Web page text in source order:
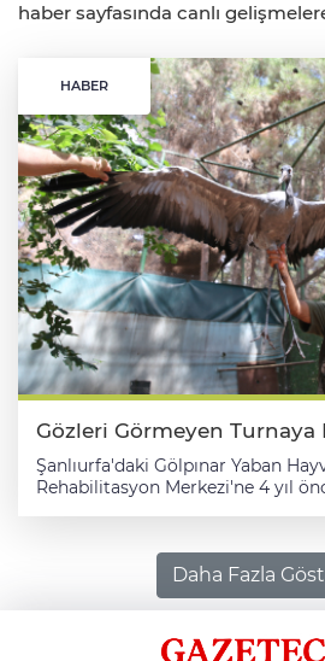
haber sayfasında canlı
HABER
Gözleri Görmeyen Turnaya
Şanlıurfa'daki Gölpınar Yaban
Rehabilitasyon Merkezi'ne 4 yıl
tarafından 4 yıl önce güçsüz
Tarım ve Orman Bakanlığı
ve Milli Parklar Şanlıurfa Bölge
Gölpınar Yaban Hayvanı
Merkezi'ne getirildi. Burada veterinerler tarafından
Daha Fazla